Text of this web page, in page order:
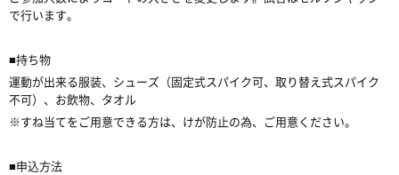
で行います。
■持ち物
運動が出来る服装、シューズ（固定式スパイク可、取り替え式スパイク
不可）、お飲物、タオル
※すね当てをご用意できる方は、けが防止の為、ご用意ください。
■申込方法